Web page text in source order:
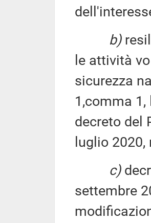
b)
le attività
sicurezza
1,comma
decreto del
luglio 2020,
c)
settembre